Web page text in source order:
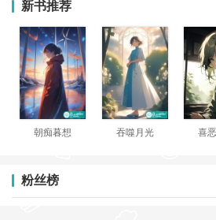
新书推荐
朝痴暮想 吞噬月光 喜
粉丝榜